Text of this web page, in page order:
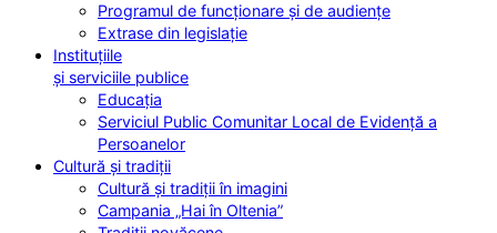
Programul de funcționare și de audiențe
Extrase din legislație
Instituțiile
și serviciile publice
Educația
Serviciul Public Comunitar Local de Evidență a
Persoanelor
Cultură și tradiții
Cultură și tradiții în imagini
Campania „Hai în Oltenia”